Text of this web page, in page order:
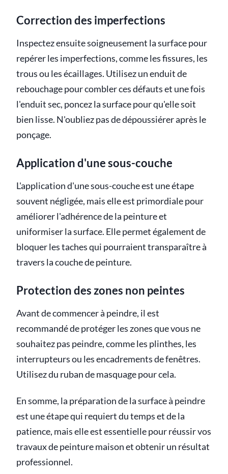
Correction des imperfections
Inspectez ensuite soigneusement la surface pour
repérer les imperfections, comme les fissures, les
trous ou les écaillages. Utilisez un enduit de
rebouchage pour combler ces défauts et une fois
l'enduit sec, poncez la surface pour qu'elle soit
bien lisse. N'oubliez pas de dépoussiérer après le
ponçage.
Application d'une sous-couche
L'application d'une sous-couche est une étape
souvent négligée, mais elle est primordiale pour
améliorer l'adhérence de la peinture et
uniformiser la surface. Elle permet également de
bloquer les taches qui pourraient transparaître à
travers la couche de peinture.
Protection des zones non peintes
Avant de commencer à peindre, il est
recommandé de protéger les zones que vous ne
souhaitez pas peindre, comme les plinthes, les
interrupteurs ou les encadrements de fenêtres.
Utilisez du ruban de masquage pour cela.
En somme, la préparation de la surface à peindre
est une étape qui requiert du temps et de la
patience, mais elle est essentielle pour réussir vos
travaux de peinture maison et obtenir un résultat
professionnel.